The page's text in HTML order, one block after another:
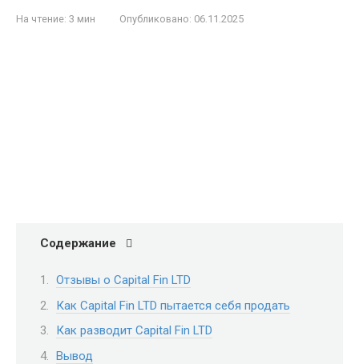
На чтение: 3 мин Опубликовано: 06.11.2025
Содержание
Отзывы о Capital Fin LTD
Как Capital Fin LTD пытается себя продать
Как разводит Capital Fin LTD
Вывод